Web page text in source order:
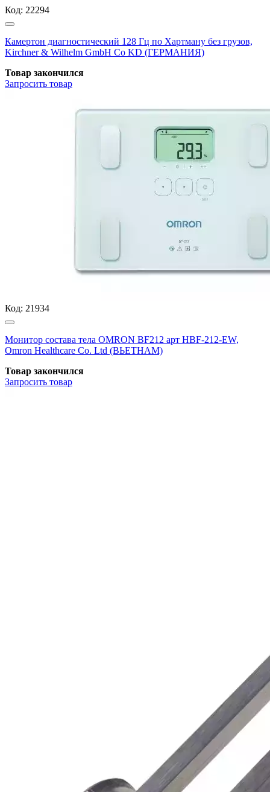
Код: 22294
Камертон диагностический 128 Гц по Хартману без грузов,
Kirchner & Wilhelm GmbH Co KD (ГЕРМАНИЯ)
Товар закончился
Запросить товар
Код: 21934
Монитор состава тела OMRON BF212 арт HBF-212-EW,
Omron Healthcare Co. Ltd (ВЬЕТНАМ)
Товар закончился
Запросить товар